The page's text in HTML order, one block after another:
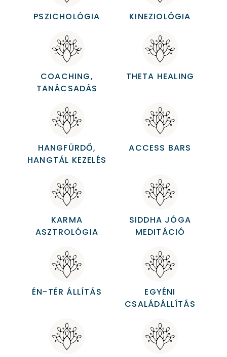
PSZICHOLÓGIA KINEZIOLÓGIA
COACHING,
TANÁCSADÁS
THETA HEALING
HANGFÜRDŐ,
HANGTÁL KEZELÉS
ACCESS BARS
KARMA
ASZTROLÓGIA
SIDDHA JÓGA
MEDITÁCIÓ
ÉN-TÉR ÁLLÍTÁS
EGYÉNI
CSALÁDÁLLÍTÁS